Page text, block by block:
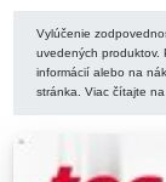
Vylúčenie
uvedených produktov.
informácií alebo na
stránka. Viac čítajte